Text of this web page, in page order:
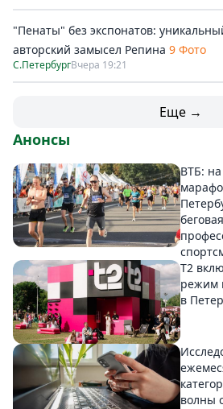
"Пенаты" без экспонатов:
авторский замысел Репина 9 Фото
С.ПетербургВчера 19:21
Еще →
Анонсы
ВТБ:
Т2
режим
в
волны